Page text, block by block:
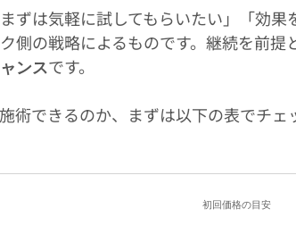
ずは気軽に試してもらいたい」「効果
側の戦略によるものです。継続を前提
ンスです。
術できるのか、まずは以下の表でチェ
初回価格の目安